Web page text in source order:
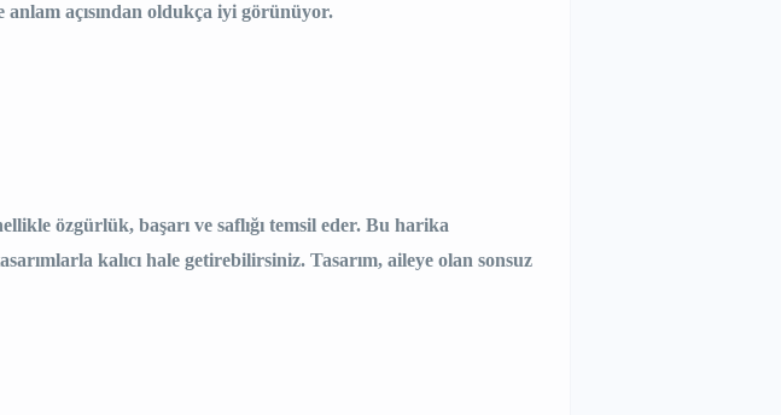
açısından oldukça iyi görünüyor.
özgürlük, başarı ve saflığı temsil eder. Bu harika
kalıcı hale getirebilirsiniz. Tasarım, aileye olan sonsuz